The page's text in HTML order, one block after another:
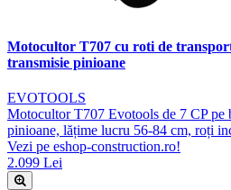
Motocultor T707 cu roti de
transmisie pinioane
EVOTOOLS
Motocultor T707 Evotools de 7 CP pe
pinioane, lățime lucru 56-84 cm, roți
Vezi pe eshop-construction.ro!
2.099 Lei